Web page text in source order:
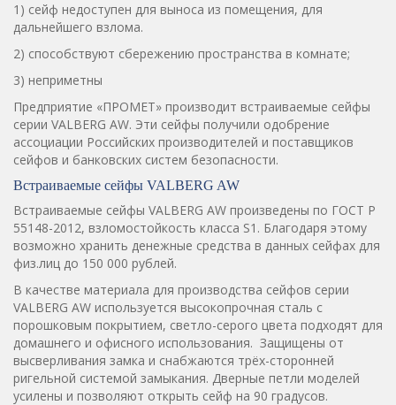
1) сейф недоступен для выноса из помещения, для
дальнейшего взлома.
2) способствуют сбережению пространства в комнате;
3) неприметны
Предприятие «ПРОМЕТ» производит встраиваемые сейфы
серии VALBERG AW. Эти сейфы получили одобрение
ассоциации Российских производителей и поставщиков
сейфов и банковских систем безопасности.
Встраиваемые сейфы VALBERG AW
Встраиваемые сейфы VALBERG AW произведены по ГОСТ Р
55148-2012, взломостойкость класса S1. Благодаря этому
возможно хранить денежные средства в данных сейфах для
физ.лиц до 150 000 рублей.
В качестве материала для производства сейфов серии
VALBERG AW используется высокопрочная сталь с
порошковым покрытием, светло-серого цвета подходят для
домашнего и офисного использования. Защищены от
высверливания замка и снабжаются трёх-сторонней
ригельной системой замыкания. Дверные петли моделей
усилены и позволяют открыть сейф на 90 градусов.